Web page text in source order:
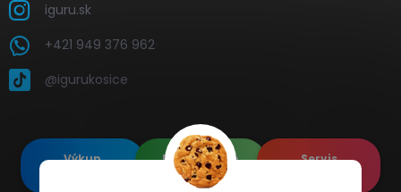
iguru.sk
+421 949 376 962
@igurukosice
Výkup
Renovované
Apple's
Servis